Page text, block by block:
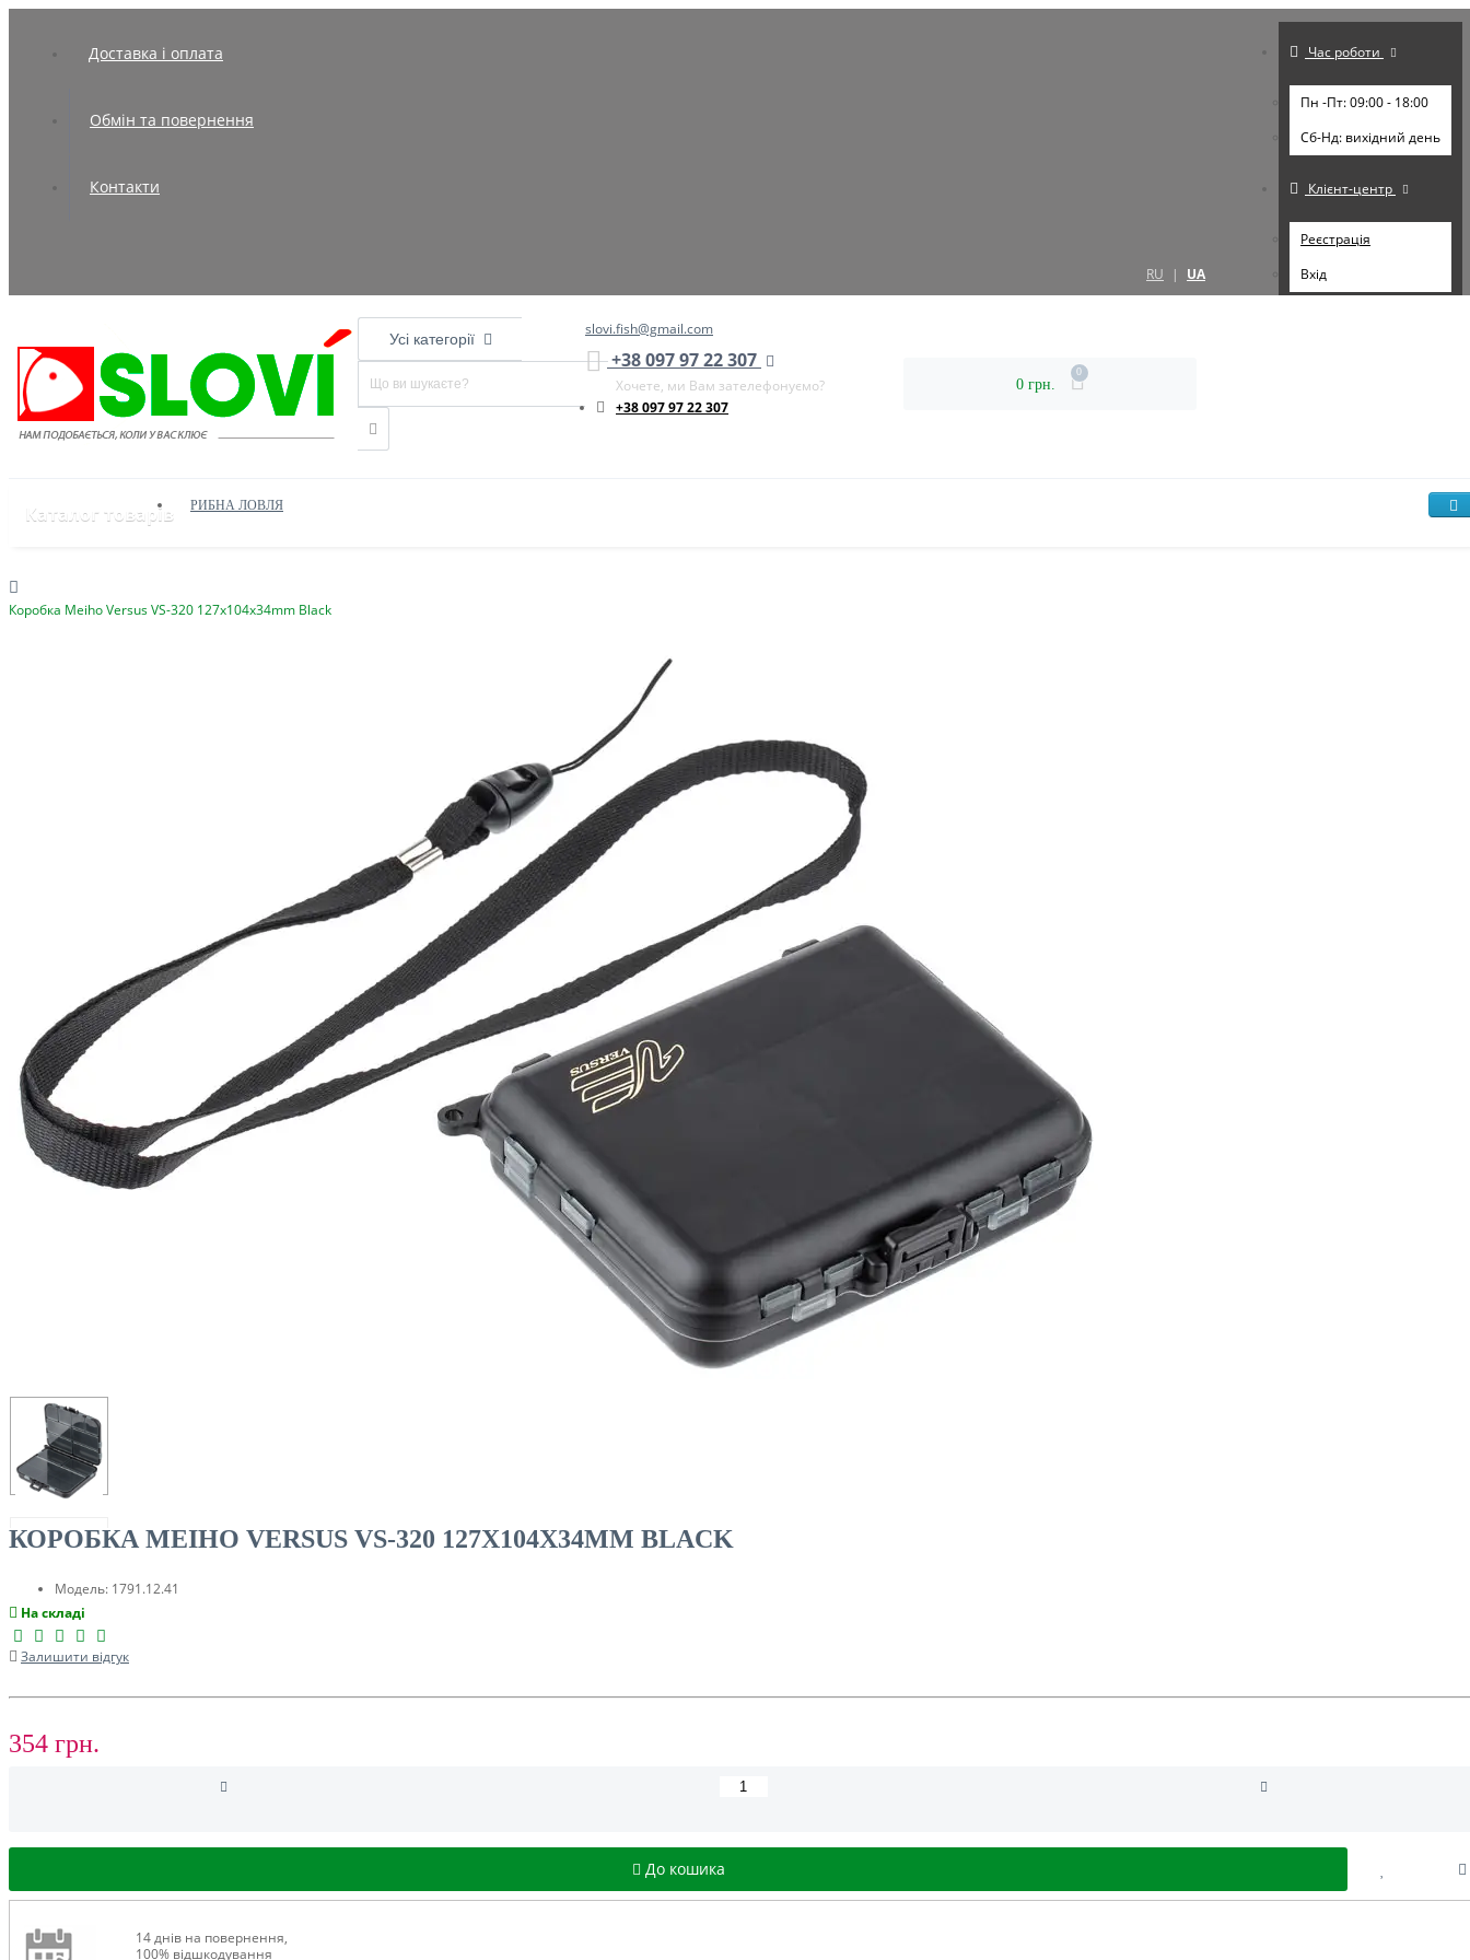
Доставка і оплата
Обмін та повернення
Контакти
RU | UA
Час роботи
Пн -Пт: 09:00 - 18:00
Cб-Нд: вихідний день
Клієнт-центр
Реєстрація
Вхід
Усі категорії
slovi.fish@gmail.com
+38 097 97 22 307
Хочете, ми Вам зателефонуємо?
+38 097 97 22 307
0 грн.
0
Каталог товарів РИБНА ЛОВЛЯ
ЧОВНИ ТА МОТОРИ
ТУРИЗМ
РОЗПРОДАЖ ДО -50%
Коробка Meiho Versus VS-320 127x104x34mm Black
КОРОБКА MEIHO VERSUS VS-320 127X104X34MM BLACK
Модель: 1791.12.41
На складі
Залишити відгук
354 грн.
До кошика
14 днів на повернення,
100% відшкодування